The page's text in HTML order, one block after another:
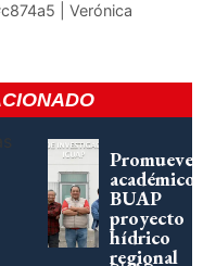
| Verónica
Promueve
académico
BUAP
proyecto
hídrico
regional